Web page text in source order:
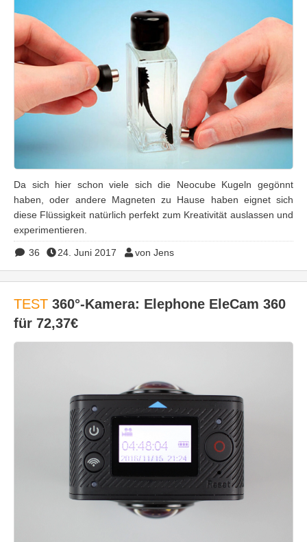
Da sich hier schon viele sich die Neocube Kugeln gegönnt
haben, oder andere Magneten zu Hause haben eignet sich
diese Flüssigkeit natürlich perfekt zum Kreativität auslassen und
experimentieren.
36 24. Juni 2017 von Jens
TEST 360°-Kamera: Elephone EleCam 360
für 72,37€